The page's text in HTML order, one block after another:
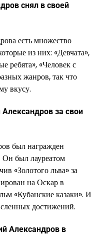
снял в своей
есть множество
из них: «Девчата»,
ребята», «Человек с
жанров, так что
вкусу.
за свои
был награжден
был лауреатом
«Золотого льва» за
на Оскар в
«Кубанские казаки». И
достижений.
Александров в